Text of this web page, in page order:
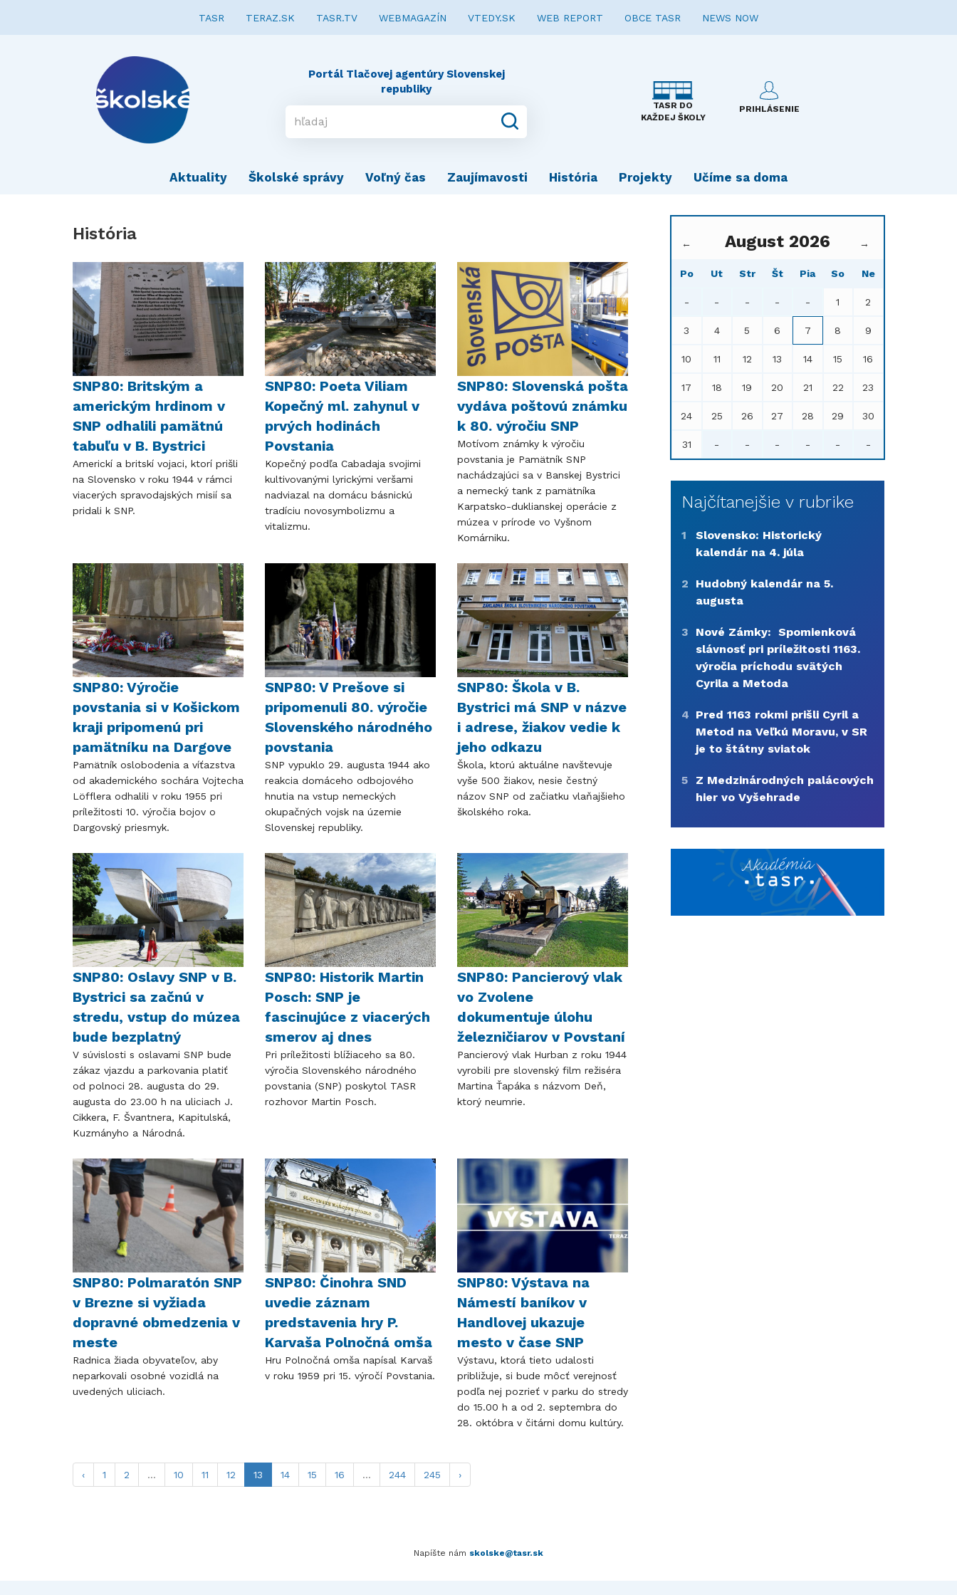
TASR TERAZ.SK TASR.TV WEBMAGAZÍN VTEDY.SK WEB REPORT OBCE TASR NEWS NOW
Portál Tlačovej agentúry Slovenskej
republiky
TASR DO
KAŽDEJ ŠKOLY
PRIHLÁSENIE
Aktuality Školské správy Voľný čas Zaujímavosti História Projekty Učíme sa doma
História
SNP80: Britským a
americkým hrdinom v
SNP odhalili pamätnú
tabuľu v B. Bystrici
Americkí a britskí vojaci, ktorí prišli
na Slovensko v roku 1944 v rámci
viacerých spravodajských misií sa
pridali k SNP.
SNP80: Poeta Viliam
Kopečný ml. zahynul v
prvých hodinách
Povstania
Kopečný podľa Cabadaja svojimi
kultivovanými lyrickými veršami
nadviazal na domácu básnickú
tradíciu novosymbolizmu a
vitalizmu.
SNP80: Slovenská pošta
vydáva poštovú známku
k 80. výročiu SNP
Motívom známky k výročiu
povstania je Pamätník SNP
nachádzajúci sa v Banskej Bystrici
a nemecký tank z pamätníka
Karpatsko-duklianskej operácie z
múzea v prírode vo Vyšnom
Komárniku.
SNP80: Výročie
povstania si v Košickom
kraji pripomenú pri
pamätníku na Dargove
Pamätník oslobodenia a víťazstva
od akademického sochára Vojtecha
Löfflera odhalili v roku 1955 pri
príležitosti 10. výročia bojov o
Dargovský priesmyk.
SNP80: V Prešove si
pripomenuli 80. výročie
Slovenského národného
povstania
SNP vypuklo 29. augusta 1944 ako
reakcia domáceho odbojového
hnutia na vstup nemeckých
okupačných vojsk na územie
Slovenskej republiky.
SNP80: Škola v B.
Bystrici má SNP v názve
i adrese, žiakov vedie k
jeho odkazu
Škola, ktorú aktuálne navštevuje
vyše 500 žiakov, nesie čestný
názov SNP od začiatku vlaňajšieho
školského roka.
SNP80: Oslavy SNP v B.
Bystrici sa začnú v
stredu, vstup do múzea
bude bezplatný
V súvislosti s oslavami SNP bude
zákaz vjazdu a parkovania platiť
od polnoci 28. augusta do 29.
augusta do 23.00 h na uliciach J.
Cikkera, F. Švantnera, Kapitulská,
Kuzmányho a Národná.
SNP80: Historik Martin
Posch: SNP je
fascinujúce z viacerých
smerov aj dnes
Pri príležitosti blížiaceho sa 80.
výročia Slovenského národného
povstania (SNP) poskytol TASR
rozhovor Martin Posch.
SNP80: Pancierový vlak
vo Zvolene
dokumentuje úlohu
železničiarov v Povstaní
Pancierový vlak Hurban z roku 1944
vyrobili pre slovenský film režiséra
Martina Ťapáka s názvom Deň,
ktorý neumrie.
SNP80: Polmaratón SNP
v Brezne si vyžiada
dopravné obmedzenia v
meste
​​​​​​​Radnica žiada obyvateľov, aby
neparkovali osobné vozidlá na
uvedených uliciach.
SNP80: Činohra SND
uvedie záznam
predstavenia hry P.
Karvaša Polnočná omša
Hru Polnočná omša napísal Karvaš
v roku 1959 pri 15. výročí Povstania.
SNP80: Výstava na
Námestí baníkov v
Handlovej ukazuje
mesto v čase SNP
Výstavu, ktorá tieto udalosti
približuje, si bude môcť verejnosť
podľa nej pozrieť v parku do stredy
do 15.00 h a od 2. septembra do
28. októbra v čitárni domu kultúry.
‹ 1 2 ... 10 11 12 13 14 15 16 ... 244 245 ›
← August 2026 →
Po Ut Str Št Pia So Ne
- - - - - 1 2
3 4 5 6 7 8 9
10 11 12 13 14 15 16
17 18 19 20 21 22 23
24 25 26 27 28 29 30
31 - - - - - -
Najčítanejšie v rubrike
1
Slovensko: Historický
kalendár na 4. júla
2
Hudobný kalendár na 5.
augusta
3
Nové Zámky: Spomienková
slávnosť pri príležitosti 1163.
výročia príchodu svätých
Cyrila a Metoda
4 Pred 1163 rokmi prišli Cyril a
Metod na Veľkú Moravu, v SR
je to štátny sviatok
5
Z Medzinárodných palácových
hier vo Vyšehrade
Napíšte nám skolske@tasr.sk